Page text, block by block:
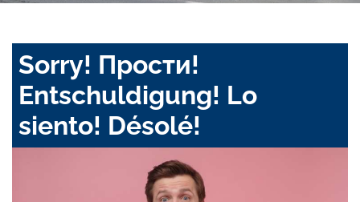
Sorry! Прости!
Entschuldigung! Lo
siento! Désolé!